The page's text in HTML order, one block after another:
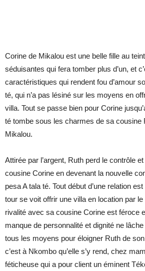
Corine de Mikalou est une belle fille au
séduisantes qui fera tomber plus d’un, et
caractéristiques qui rendent fou d’amour
té, qui n’a pas lésiné sur les moyens en
villa. Tout se passe bien pour Corine
té tombe sous les charmes de sa cousine
Mikalou.
Attirée par l’argent, Ruth perd le contrôle
cousine Corine en devenant la nouvelle
pesa A tala té. Tout début d’une relation
tour se voit offrir une villa en location par
rivalité avec sa cousine Corine est féroce
manque de personnalité et dignité ne
tous les moyens pour éloigner Ruth de
c’est à Nkombo qu’elle s’y rend, chez
féticheuse qui a pour client un éminent